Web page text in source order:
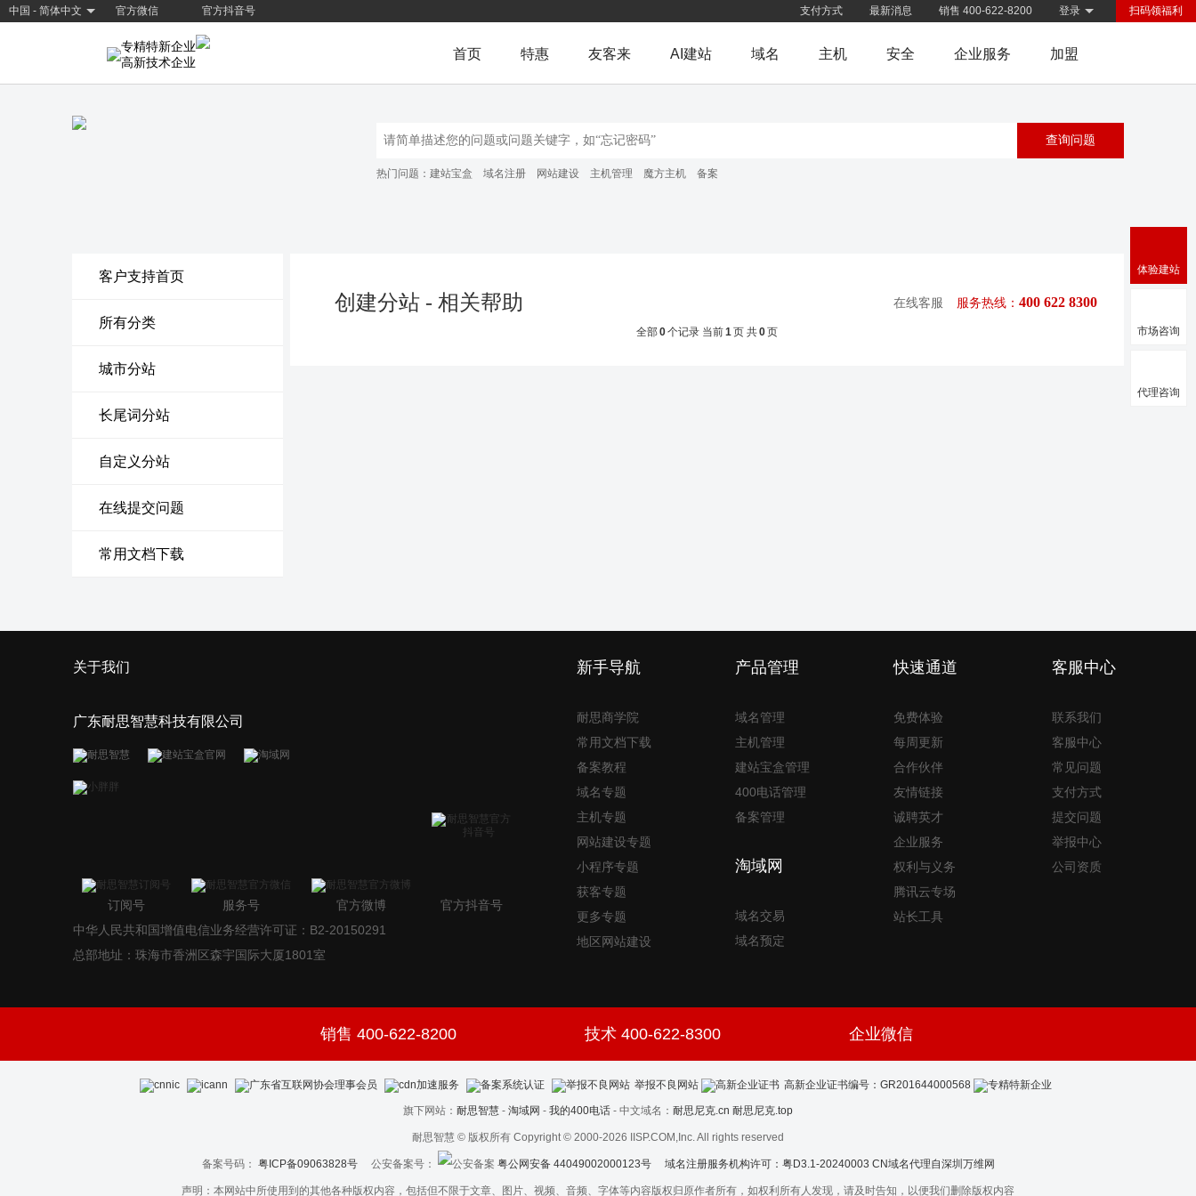
中国 - 简体中文 官方微信 官方抖音号 扫码领福利
登录
销售 400-622-8200
最新消息
支付方式
专精特新企业
高新技术企业
首页 特惠 友客来 AI建站 域名 主机 安全 企业服务 加盟
热门问题： 建站宝盒 域名注册 网站建设 主机管理 魔方主机 备案
客户支持首页
所有分类
城市分站
长尾词分站
自定义分站
在线提交问题
常用文档下载
创建分站 - 相关帮助 在线客服 服务热线： 400 622 8300
全部0个记录 当前1页 共0页
关于我们
广东耐思智慧科技有限公司
订阅号 服务号 官方微博
官方抖音号
中华人民共和国增值电信业务经营许可证：B2-20150291
总部地址：珠海市香洲区森宇国际大厦1801室
新手导航
耐思商学院
常用文档下载
备案教程
域名专题
主机专题
网站建设专题
小程序专题
获客专题
更多专题
地区网站建设
产品管理
域名管理
主机管理
建站宝盒管理
400电话管理
备案管理
淘域网
域名交易
域名预定
快速通道
免费体验
每周更新
合作伙伴
友情链接
诚聘英才
企业服务
权利与义务
腾讯云专场
站长工具
客服中心
联系我们
客服中心
常见问题
支付方式
提交问题
举报中心
公司资质
销售 400-622-8200 技术 400-622-8300 企业微信
举报不良网站 高新企业证书编号：GR201644000568
旗下网站： 耐思智慧 - 淘域网 - 我的400电话 - 中文域名： 耐思尼克.cn 耐思尼克.top
耐思智慧 © 版权所有 Copyright © 2000-2026 IISP.COM,Inc. All rights reserved
备案号码： 粤ICP备09063828号公安备案号： 粤公网安备 44049002000123号 域名注册服务机构许可：粤D3.1-20240003 CN域名代理自深圳万维网
声明：本网站中所使用到的其他各种版权内容，包括但不限于文章、图片、视频、音频、字体等内容版权归原作者所有，如权利所有人发现，请及时告知，以便我们删除版权内容
体验建站
市场咨询
代理咨询